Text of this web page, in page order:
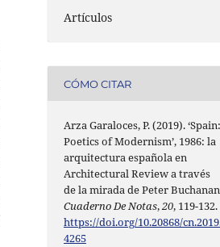
Artículos
CÓMO CITAR
Arza Garaloces, P. (2019). ‘Spain:
Poetics of Modernism’, 1986: la
arquitectura española en
Architectural Review a través
de la mirada de Peter
Cuaderno De Notas,20, 119-132.
https://doi.org/10.20868/
4265